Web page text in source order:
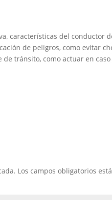
características del conductor
de peligros, como evitar
tránsito, como actuar en
Los campos obligatorios